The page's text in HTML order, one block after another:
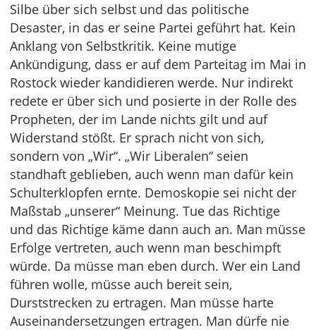
Silbe über sich selbst und das politische
Desaster, in das er seine Partei geführt hat. Kein
Anklang von Selbstkritik. Keine mutige
Ankündigung, dass er auf dem Parteitag im Mai in
Rostock wieder kandidieren werde. Nur indirekt
redete er über sich und posierte in der Rolle des
Propheten, der im Lande nichts gilt und auf
Widerstand stößt. Er sprach nicht von sich,
sondern von „Wir“. „Wir Liberalen“ seien
standhaft geblieben, auch wenn man dafür kein
Schulterklopfen ernte. Demoskopie sei nicht der
Maßstab „unserer“ Meinung. Tue das Richtige
und das Richtige käme dann auch an. Man müsse
Erfolge vertreten, auch wenn man beschimpft
würde. Da müsse man eben durch. Wer ein Land
führen wolle, müsse auch bereit sein,
Durststrecken zu ertragen. Man müsse harte
Auseinandersetzungen ertragen. Man dürfe nie